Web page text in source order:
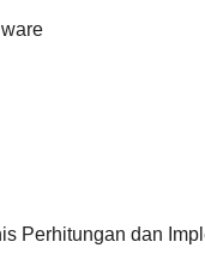
Perhitungan dan